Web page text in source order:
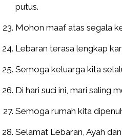
putus.
Mohon maaf atas segala
Lebaran terasa lengkap
Semoga keluarga kita
Di hari suci ini, mari saling
Semoga rumah kita
Selamat Lebaran, Ayah